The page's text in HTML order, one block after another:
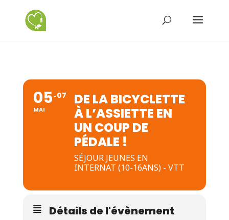
05
MAI
07
DE LA BICYCLETTE
À L’ASSIETTE EN
UN COUP DE
PÉDALE !
SÉJOUR JEUNES EN
INTERNAT (10-16ANS) - VTT
Détails de l'évènement